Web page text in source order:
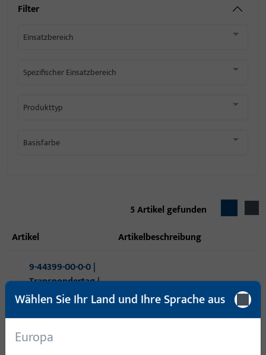
Filter
Einsatzbereich
Spezifischer Einsatzbereich
Produkttyp
Basisfarbe
Artikel gefunden
Artikel
Artikelbeschreibung
9-44399-00-0-0 |
Transpondertag |
TRANSPONDERTAG
6-32264-01-0-0 |
Wählen Sie Ihr Land und Ihre Sprache aus
Europa